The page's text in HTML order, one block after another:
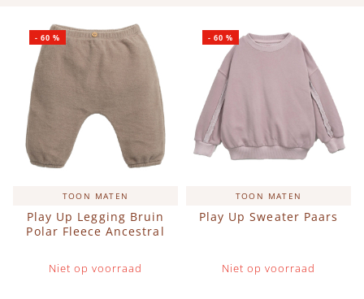
TOON MATEN
Play Up Legging Bruin
Polar Fleece Ancestral
Niet op voorraad
-60 %
TOON MATEN
Play Up Sweater Paars
Niet op voorraad
-60 %